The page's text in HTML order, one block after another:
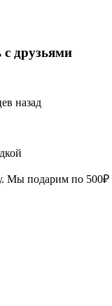
друзьями
назад
Мы подарим по 500₽